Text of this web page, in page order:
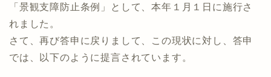
「景観支障防止条例」として、本年１月１日に施行さ
れました。
さて、再び答申に戻りまして、この現状に対し、答申
では、以下のように提言されています。